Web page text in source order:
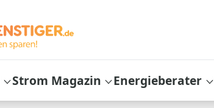
Strom Magazin Energieberater